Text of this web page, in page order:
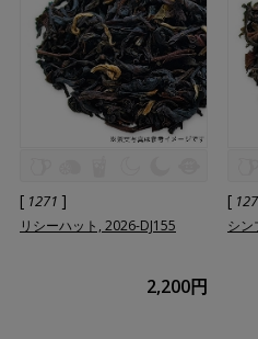
[ 1271 ]
リシーハット, 2026-DJ155
2,200円
[
シン